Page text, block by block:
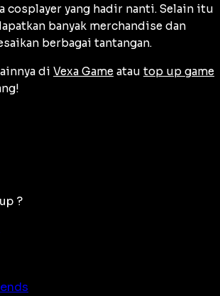
cosplayer yang hadir nanti. Selain itu
banyak merchandise dan
berbagai tantangan.
di Vexa Game atau top up game
?